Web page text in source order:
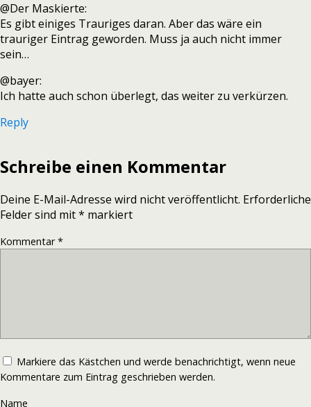
@Der Maskierte:
Es gibt einiges Trauriges daran. Aber das wäre ein
trauriger Eintrag geworden. Muss ja auch nicht immer
sein…
@bayer:
Ich hatte auch schon überlegt, das weiter zu verkürzen.
Reply
Schreibe einen Kommentar
Deine E-Mail-Adresse wird nicht veröffentlicht. Erforderliche
Felder sind mit* markiert
Kommentar*
Markiere das Kästchen und werde benachrichtigt, wenn neue
Kommentare zum Eintrag geschrieben werden.
Name